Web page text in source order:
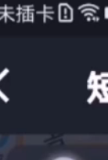
索回调
print